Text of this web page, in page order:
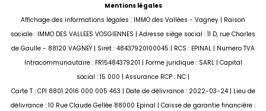
Mentions légales
Affichage des informations légales : IMMO des Vallées - Vagney | Raison
sociale : IMMO DES VALLEES VOSGIENNES | Adresse siège social : 11 D, rue Charles
de Gaulle - 88120 VAGNEY | Siret : 48437920100045 | RCS : EPINAL | Numero TVA
Intracommunautaire : FR15484379201 | Forme juridique : SARL | Capital
social : 15 000 | Assurance RCP : NC |
Carte T : CPI 8801 2016 000 005 463 | Date de délivrance : 2022-03-24 | Lieu de
délivrance : 10 Rue Claude Gellée 88000 Epinal | Caisse de garantie financière :